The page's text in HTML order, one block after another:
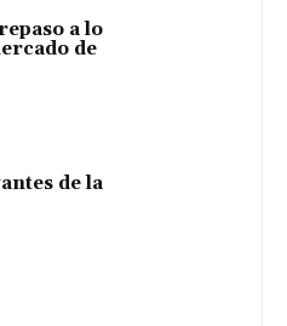
a lo
de
de la